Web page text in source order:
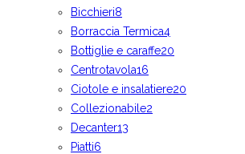
Bicchieri8
Borraccia Termica4
Bottiglie e caraffe20
Centrotavola16
Ciotole e insalatiere20
Collezionabile2
Decanter13
Piatti6